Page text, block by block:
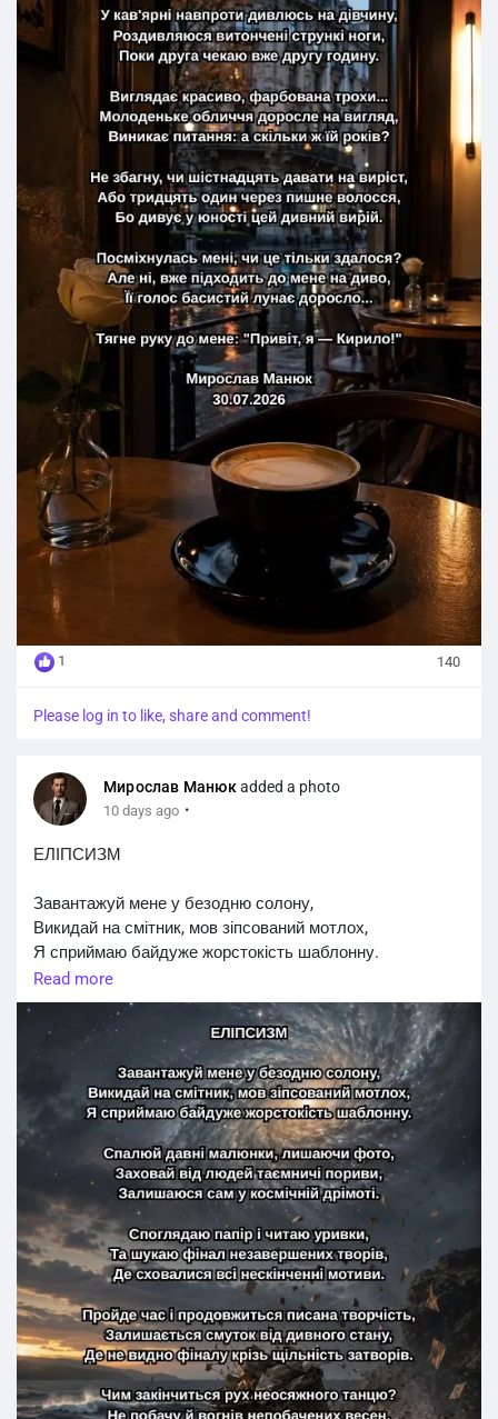
Не збагну, чи шістнадцять давати на виріст,
Або тридцять один через пишне волосся,
Бо дивує у юності цей дивний вирій.
Посміхнулась мені, чи це тільки здалося?
Але ні, вже підходить до мене на диво,
Її голос басистий лунає доросло...
Тягне руку до мене: "Привіт, я — Кирило!"
Мирослав Манюк
30.07.2026
1 140
Please log in to like, share and comment!
Мирослав Манюкadded a photo
10 days ago ·
ЕЛІПСИЗМ
Завантажуй мене у безодню солону,
Викидай на смітник, мов зіпсований мотлох,
Я сприймаю байдуже жорстокість шаблонну.
Спалюй давні малюнки, лишаючи фото,
Заховай від людей таємничі пориви,
Залишаюся сам у космічній дрімоті.
Споглядаю папір і читаю уривки,
Та шукаю фінал незавершених творів,
Де сховалися всі нескінченні мотиви.
Пройде час і продовжиться писана творчість,
Залишається смуток від дивного стану,
Де не видно фіналу крізь щільність затворів.
Чим закінчиться рух неосяжного танцю?
Не побачу й вогнів непобачених весен,
Як запалюють зорі морські капітани...
Хтось розкриє сюжети пародій словесних,
Read more